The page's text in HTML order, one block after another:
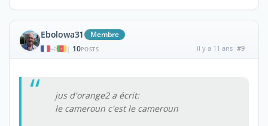
Ebolowa31 Membre
| 10POSTS il y a 11 ans #9
jus d'orange2 a écrit:
le cameroun c'est le cameroun